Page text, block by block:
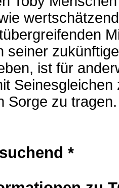
seiner
ist für
Seinesgleichen
Sorge zu
*